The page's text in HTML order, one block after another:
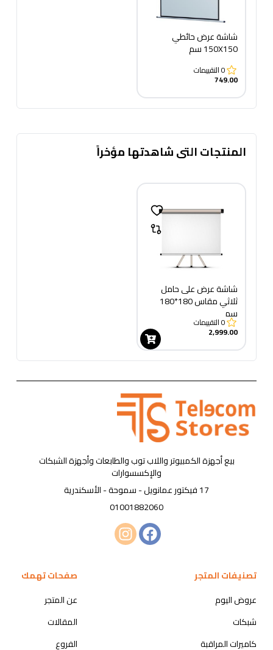
شاشة عرض حائطي
150X150 سم
0التقييمات
749.00
المنتجات التى شاهدتها مؤخراً
شاشة عرض على حامل
ثلاثي مقاس 180*180
سم
0التقييمات
2,999.00
بيع أجهزة الكمبيوتر واللاب توب والطابعات وأجهزة الشبكات
والإكسسوارات
17 فيكتور عمانويل - سموحة - الأسكندرية
01001882060
تصنيفات المتجر
عروض اليوم
شبكات
كاميرات المراقبة
صفحات تهمك
عن المتجر
المقالات
الفروع